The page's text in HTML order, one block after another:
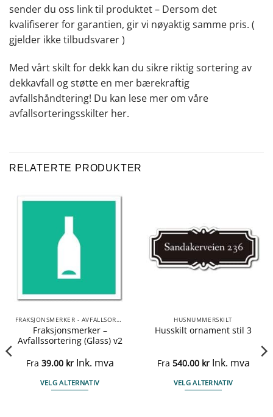
sender du oss link til produktet – Dersom det
kvalifiserer for garantien, gir vi nøyaktig samme pris. (
gjelder ikke tilbudsvarer )
Med vårt skilt for dekk kan du sikre riktig sortering av
dekkavfall og støtte en mer bærekraftig
avfallshåndtering! Du kan lese mer om våre
avfallsorteringsskilter her.
RELATERTE PRODUKTER
FRAKSJONSMERKER - AVFALLSORTERING
Fraksjonsmerker –
Avfallssortering (Glass) v2
Fra 39.00 kr Ink. mva
VELG ALTERNATIV
HUSNUMMERSKILT
Husskilt ornament stil 3
Fra 540.00 kr Ink. mva
VELG ALTERNATIV